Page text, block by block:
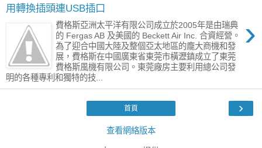
用轉換插頭連USB插口
›
費格斯亞洲太平洋有限公司成立於2005年是由瑞典
的 Fergas AB 及美國的 Beckett Air Inc. 合資經營。
為了迎合中國大陸及整個亞太地區的龐大商機和發
展，費格斯在中國廣東省東莞市橫瀝鎮成立了東莞
費格斯風機有限公司。東莞廠房主要利用總公司發
明的各種專利和獨特的技...
›
首頁
查看網絡版本